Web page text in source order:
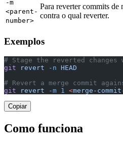
-m
<parent-
number>
Para reverter commits de
contra o qual reverter.
Exemplos
# Stage the reverted
git revert -n HEAD
# Revert a merge commit
git revert -m 1 <merge-
Copiar
Como funciona